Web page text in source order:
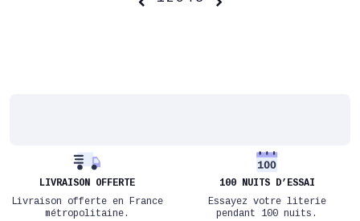
LIVRAISON OFFERTE
Livraison offerte en France
métropolitaine.
100 NUITS D’ESSAI
Essayez votre literie
pendant 100 nuits.